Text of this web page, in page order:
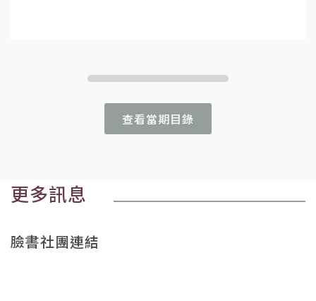
查看當期目錄
更多訊息
臉書社團連結